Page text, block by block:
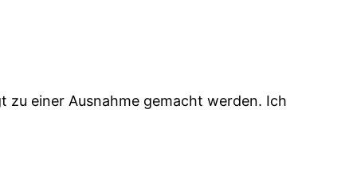
zu einer Ausnahme gemacht werden. Ich